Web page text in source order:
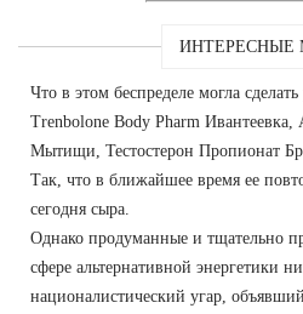
ИНТЕРЕСНЫЕ
Что в этом беспределе могла
Trenbolone Body Pharm
Мытищи, Тестостерон Пропионат
Так, что в ближайшее время ее
сегодня сыра.
Однако продуманные и тщательно
сфере альтернативной энергетики
националистический угар,